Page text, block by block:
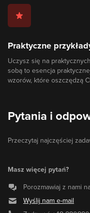
Praktyczne
Uczysz się na
sobą to esencja
wzorów, które oszczędzą
Pytania i
Przeczytaj najczęściej
Masz więcej pytań?
Porozmawiaj z nami
Wyślij nam e-mail